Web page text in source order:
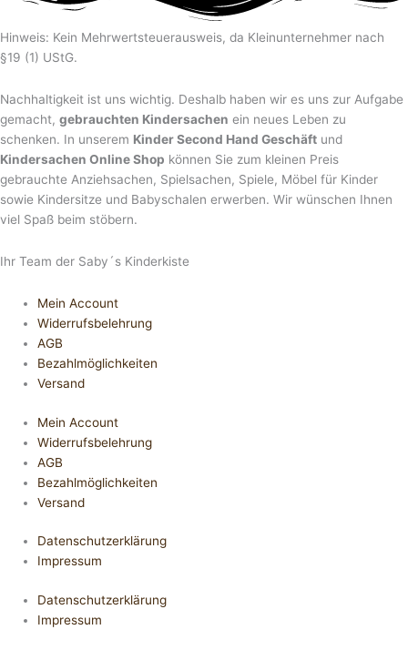
Hinweis: Kein Mehrwertsteuerausweis, da Kleinunternehmer nach
§19 (1) UStG.
Nachhaltigkeit ist uns wichtig. Deshalb haben wir es uns zur Aufgabe
gemacht, gebrauchten Kindersachen ein neues Leben zu
schenken. In unserem Kinder Second Hand Geschäft und
Kindersachen Online Shop können Sie zum kleinen Preis
gebrauchte Anziehsachen, Spiel­sachen, Spiele, Möbel für Kinder
sowie Kindersitze und Babyschalen erwerben. Wir wünschen Ihnen
viel Spaß beim stöbern.
Ihr Team der Saby´s Kinderkiste
Mein Account
Widerrufsbelehrung
AGB
Bezahlmöglichkeiten
Versand
Mein Account
Widerrufsbelehrung
AGB
Bezahlmöglichkeiten
Versand
Datenschutzerklärung
Impressum
Datenschutzerklärung
Impressum